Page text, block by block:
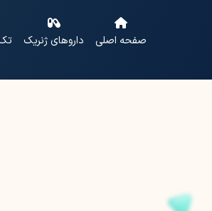
صفحه اصلی داروهای ژنریک